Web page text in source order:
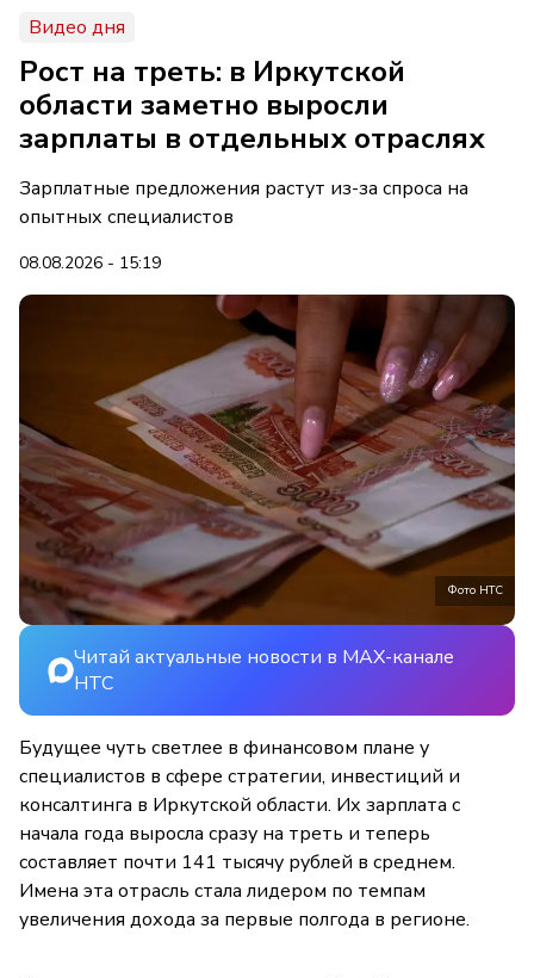
Видео дня
Рост на треть: в Иркутской
области заметно выросли
зарплаты в отдельных отраслях
Зарплатные предложения растут из-за спроса на
опытных специалистов
08.08.2026 - 15:19
Фото НТС
Читай актуальные новости в MAX-канале
НТС
Будущее чуть светлее в финансовом плане у
специалистов в сфере стратегии, инвестиций и
консалтинга в Иркутской области. Их зарплата с
начала года выросла сразу на треть и теперь
составляет почти 141 тысячу рублей в среднем.
Имена эта отрасль стала лидером по темпам
увеличения дохода за первые полгода в регионе.